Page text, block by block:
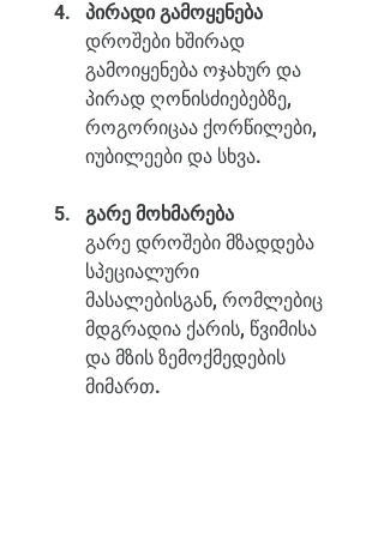
პირადი გამოყენება
დროშები ხშირად
გამოიყენება ოჯახურ და
პირად ღონისძიებებზე,
როგორიცაა ქორწილები,
იუბილეები და სხვა.
გარე მოხმარება
გარე დროშები მზადდება
სპეციალური
მასალებისგან, რომლებიც
მდგრადია ქარის, წვიმისა
და მზის ზემოქმედების
მიმართ.